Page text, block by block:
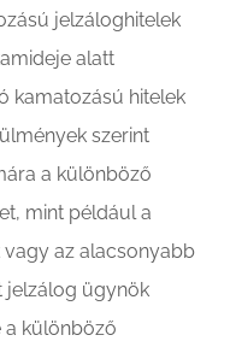
jelzáloghitelek
alatt
kamatozású hitelek
szerint
a különböző
mint például a
az alacsonyabb
jelzálog ügynök
a különböző